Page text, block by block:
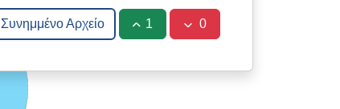
Συνημμένο Αρχείο 1 0